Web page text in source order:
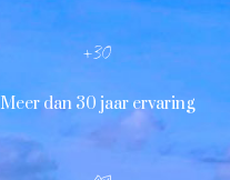
Meer dan 30 jaar ervaring